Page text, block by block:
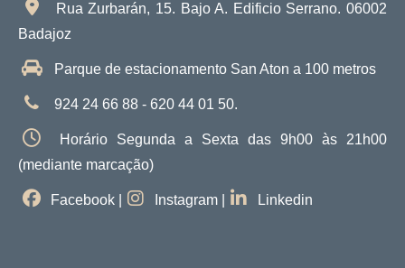
Rua Zurbarán, 15. Bajo A. Edificio Serrano. 06002
Badajoz
Parque de estacionamento San Aton a 100 metros
924 24 66 88 - 620 44 01 50.
Horário Segunda a Sexta das 9h00 às 21h00
(mediante marcação)
Facebook Instagram Linkedin